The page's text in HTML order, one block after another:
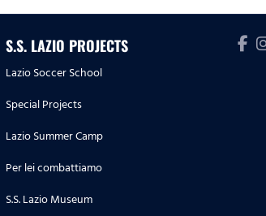
S.S. LAZIO PROJECTS
Lazio Soccer School
Special Projects
Lazio Summer Camp
Per lei combattiamo
S.S. Lazio Museum